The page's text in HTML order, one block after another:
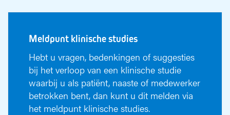
Meldpunt klinische studies
Hebt u vragen, bedenkingen of suggesties
bij het verloop van een klinische studie
waarbij u als patiënt, naaste of medewerker
betrokken bent, dan kunt u dit melden via
het meldpunt klinische studies.